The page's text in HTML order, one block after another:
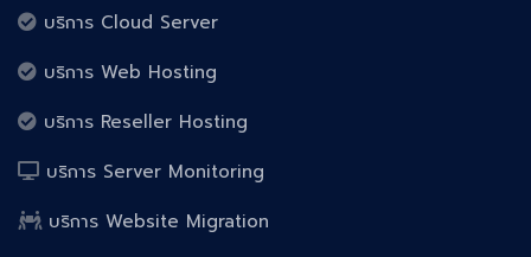
บริการ Cloud Server
บริการ Web Hosting
บริการ Reseller Hosting
บริการ Server Monitoring
บริการ Website Migration